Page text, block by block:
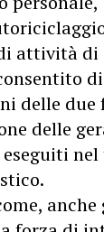
attività di
delle due
delle
nel